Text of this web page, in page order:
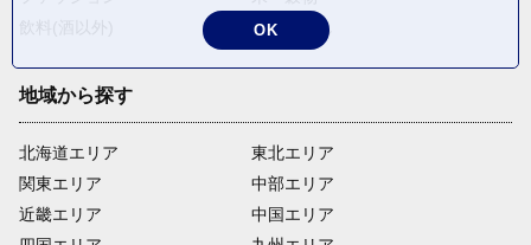
返礼品なし
地域から探す
北海道エリア
関東エリア
近畿エリア
東北エリア
中部エリア
中国エリア
OK